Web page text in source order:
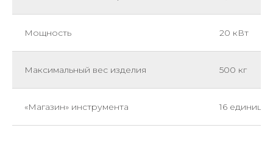
Мощность 20 кВт
Максимальный вес изделия 500 кг
«Магазин» инструмента 16 единиц